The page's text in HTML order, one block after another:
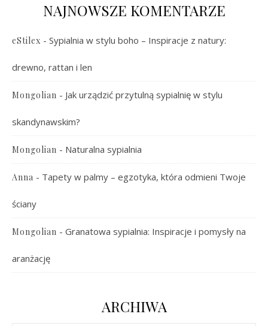
NAJNOWSZE KOMENTARZE
eStilex - Sypialnia w stylu boho – Inspiracje z natury:
drewno, rattan i len
Mongolian - Jak urządzić przytulną sypialnię w stylu
skandynawskim?
Mongolian - Naturalna sypialnia
Anna - Tapety w palmy – egzotyka, która odmieni Twoje
ściany
Mongolian - Granatowa sypialnia: Inspiracje i pomysły na
aranżację
ARCHIWA